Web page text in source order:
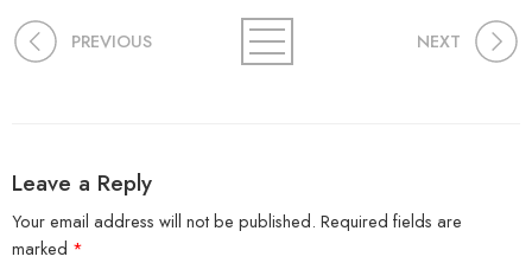
PREVIOUS NEXT
Leave a Reply
Your email address will not be published. Required fields are
marked *